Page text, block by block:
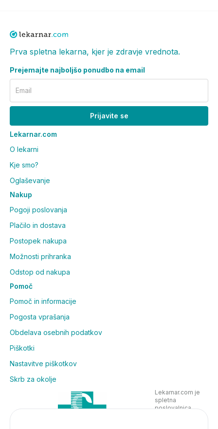
Prva spletna lekarna, kjer je zdravje vrednota.
Prejemajte najboljšo ponudbo na email
Email
Prijavite se
Lekarnar.com
O lekarni
Kje smo?
Oglaševanje
Nakup
Pogoji poslovanja
Plačilo in dostava
Postopek nakupa
Možnosti prihranka
Odstop od nakupa
Pomoč
Pomoč in informacije
Pogosta vprašanja
Obdelava osebnih podatkov
Piškotki
Nastavitve piškotkov
Skrb za okolje
Lekarnar.com je
spletna
poslovalnica